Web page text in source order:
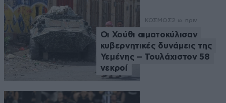
ΚΟΣΜΟΣ2 ω. πριν
Οι Χούθι αιματοκύλισαν
κυβερνητικές δυνάμεις της
Υεμένης – Τουλάχιστον 58
νεκροί